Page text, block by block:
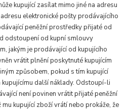
kupující zasílat mimo jiné na adresu
elektronické pošty prodávajícího
peněžní prostředky přijaté od
odstoupení od kupní smlouvy
jakým je prodávající od kupujícího
vrátit plnění poskytnuté kupujícím
způsobem, pokud s tím kupující
další náklady. Odstoupí-li
není povinen vrátit přijaté peněžní
kupující zboží vrátí nebo prokáže, že